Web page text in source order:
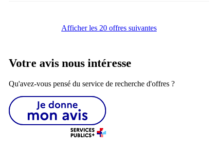
Afficher les 20 offres suivantes
Votre avis nous intéresse
Qu'avez-vous pensé du service de recherche d'offres ?